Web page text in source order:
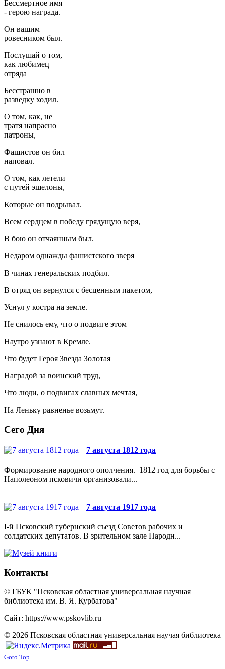
Бессмертное имя
- герою награда.
Он вашим
ровесником был.
Послушай о том,
как любимец
отряда
Бесстрашно в
разведку ходил.
О том, как, не
тратя напрасно
патроны,
Фашистов он бил
наповал.
О том, как летели
с путей эшелоны,
Которые он подрывал.
Всем сердцем в победу грядущую веря,
В бою он отчаянным был.
Недаром однажды фашистского зверя
В чинах генеральских подбил.
В отряд он вернулся с бесценным пакетом,
Уснул у костра на земле.
Не снилось ему, что о подвиге этом
Наутро узнают в Кремле.
Что будет Героя Звезда Золотая
Наградой за воинский труд,
Что люди, о подвигах славных мечтая,
На Леньку равненье возьмут.
Сего Дня
7 августа 1812 года
Формирование народного ополчения. 1812 год для борьбы с
Наполеоном псковичи организовали...
7 августа 1917 года
I-й Псковский губернский съезд Советов рабочих и
солдатских депутатов. В зрительном зале Народн...
Контакты
© ГБУК "Псковская областная универсальная научная
библиотека им. В. Я. Курбатова"
Сайт: https://www.pskovlib.ru
© 2026 Псковская областная универсальная научая библиотека
Goto Top